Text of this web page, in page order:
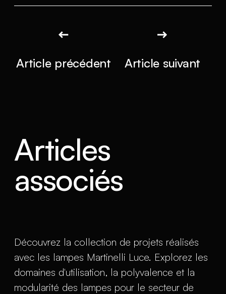
Article précédent Article suivant
Articles
associés
Découvrez la collection de projets réalisés
avec les lampes Martinelli Luce. Explorez les
domaines d'utilisation, la polyvalence et la
modularité des lampes pour le secteur de